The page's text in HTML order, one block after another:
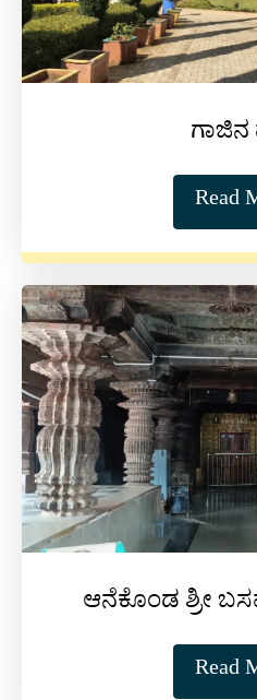
Read
ಆನೆಕೊಂಡ ಶ್ರೀ
Read